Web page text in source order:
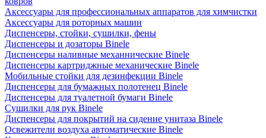
Аксессуары для профессиональных аппаратов для химчистки
Аксессуары для роторных машин
Диспенсеры, стойки, сушилки, фены
Диспенсеры и дозаторы Binele
Диспенсеры наливные механнические Binele
Диспенсеры картриджные механические Binele
Мобильные стойки для дезинфекции Binele
Диспенсеры для бумажных полотенец Binele
Диспенсеры для туалетной бумаги Binele
Сушилки для рук Binele
Диспенсеры для покрытий на сидение унитаза Binele
Освежители воздуха автоматические Binele